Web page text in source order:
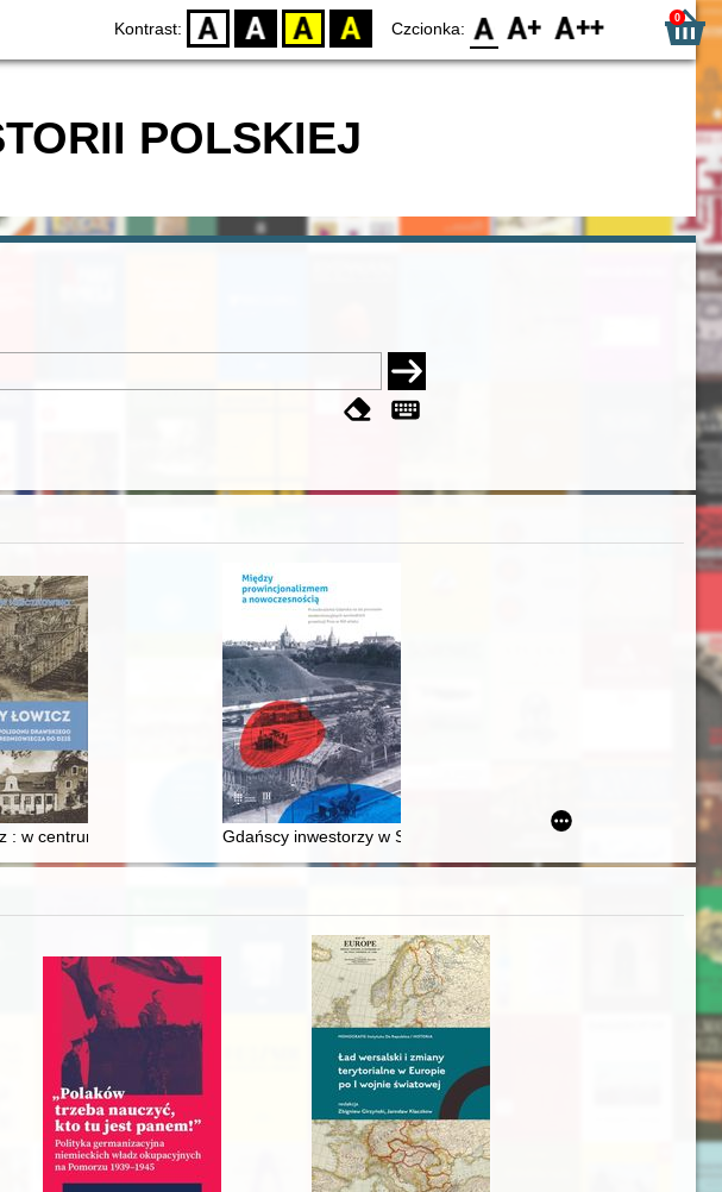
Kontrast: D BW YB BY Czcionka: F0 F1 F2 0
POLSKIEJ
Rzeczypospolitej
: w centrum poligonu drawskiego od średniowiecza do dziś
Gdańscy inwestorzy w Sopocie : prestiż finansowy i towarzyski